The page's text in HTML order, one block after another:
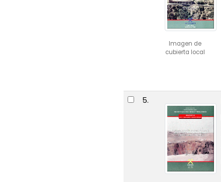
Imagen de
cubierta local
5.